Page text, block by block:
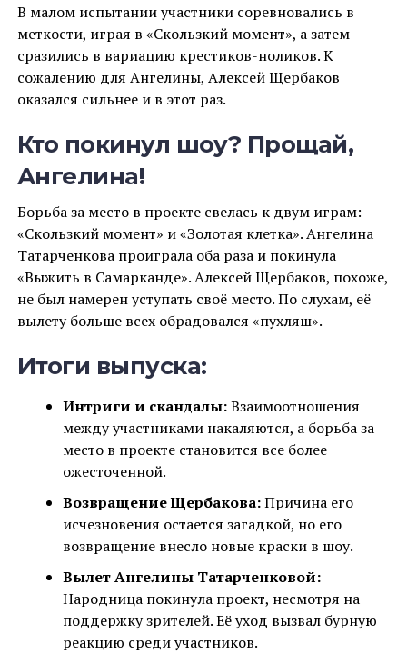
В малом испытании участники соревновались в
меткости, играя в «Скользкий момент», а затем
сразились в вариацию крестиков-ноликов. К
сожалению для Ангелины, Алексей Щербаков
оказался сильнее и в этот раз.
Кто покинул шоу? Прощай,
Ангелина!
Борьба за место в проекте свелась к двум играм:
«Скользкий момент» и «Золотая клетка». Ангелина
Татарченкова проиграла оба раза и покинула
«Выжить в Самарканде». Алексей Щербаков, похоже,
не был намерен уступать своё место. По слухам, её
вылету больше всех обрадовался «пухляш».
Итоги выпуска:
Интриги и скандалы:Взаимоотношения
между участниками накаляются, а борьба за
место в проекте становится все более
ожесточенной.
Возвращение Щербакова:Причина его
исчезновения остается загадкой, но его
возвращение внесло новые краски в шоу.
Вылет Ангелины Татарченковой:
Народница покинула проект, несмотря на
поддержку зрителей. Её уход вызвал бурную
реакцию среди участников.